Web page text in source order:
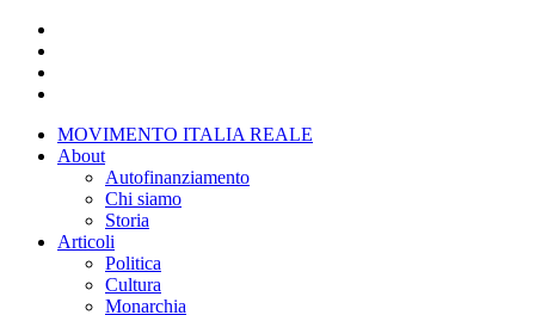
Salta
contenuto
principale
Main
MOVIMENTO ITALIA REALE
About
Autofinanziamento
Chi siamo
Storia
Articoli
Politica
Cultura
Monarchia